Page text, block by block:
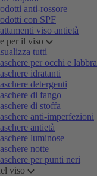
anti-rossore
con SPF
viso antietà
per il viso
tutti
per occhi e labbra
idratanti
detergenti
di fango
di stoffa
anti-imperfezioni
antietà
luminose
notte
per punti neri
viso